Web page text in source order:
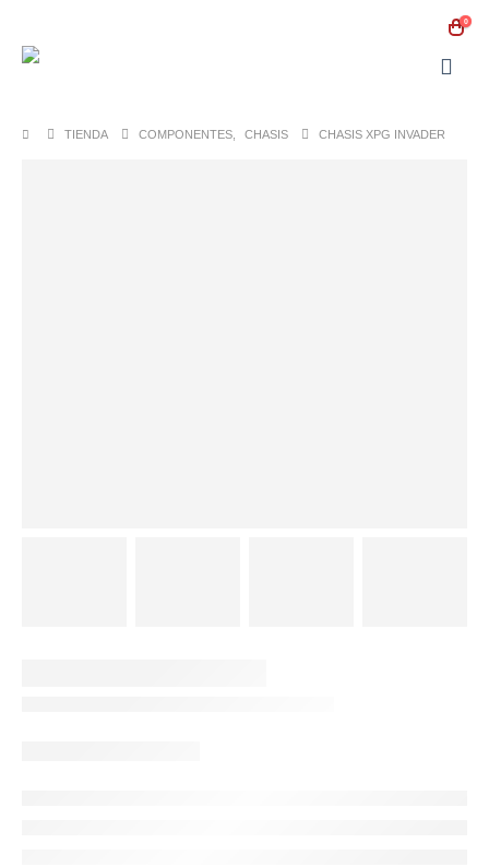
0
TIENDA COMPONENTES CHASIS CHASIS XPG INVADER